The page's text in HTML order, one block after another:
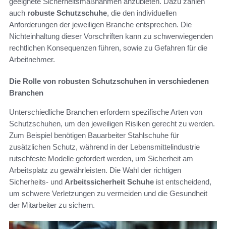
auch robuste Schutzschuhe, die den individuellen
Anforderungen der jeweiligen Branche entsprechen. Die
Nichteinhaltung dieser Vorschriften kann zu schwerwiegenden
rechtlichen Konsequenzen führen, sowie zu Gefahren für die
Arbeitnehmer.
Die Rolle von robusten Schutzschuhen in verschiedenen
Branchen
Unterschiedliche Branchen erfordern spezifische Arten von
Schutzschuhen, um den jeweiligen Risiken gerecht zu werden.
Zum Beispiel benötigen Bauarbeiter Stahlschuhe für
zusätzlichen Schutz, während in der Lebensmittelindustrie
rutschfeste Modelle gefordert werden, um Sicherheit am
Arbeitsplatz zu gewährleisten. Die Wahl der richtigen
Sicherheits- und Arbeitssicherheit Schuhe ist entscheidend,
um schwere Verletzungen zu vermeiden und die Gesundheit
der Mitarbeiter zu sichern.